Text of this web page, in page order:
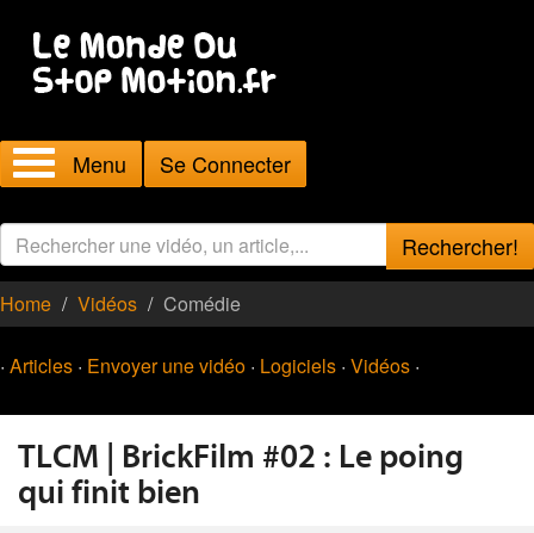
Menu Se Connecter
Rechercher!
Home Vidéos Comédie
· Articles · Envoyer une vidéo · Logiciels · Vidéos ·
TLCM | BrickFilm #02 : Le poing
qui finit bien